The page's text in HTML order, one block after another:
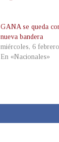
GANA se queda
nueva bandera
miércoles, 6
En «Nacionales»